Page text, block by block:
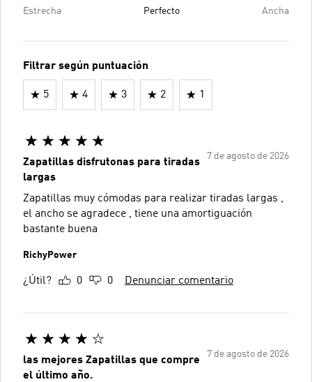
Estrecha Perfecto Ancha
Filtrar según puntuación
5 4 3 2 1
7 de agosto de 2026
Zapatillas disfrutonas para tiradas
largas
Zapatillas muy cómodas para realizar tiradas largas ,
el ancho se agradece , tiene una amortiguación
bastante buena
RichyPower
¿Útil? 0 0 Denunciar comentario
7 de agosto de 2026
las mejores Zapatillas que compre
el último año.